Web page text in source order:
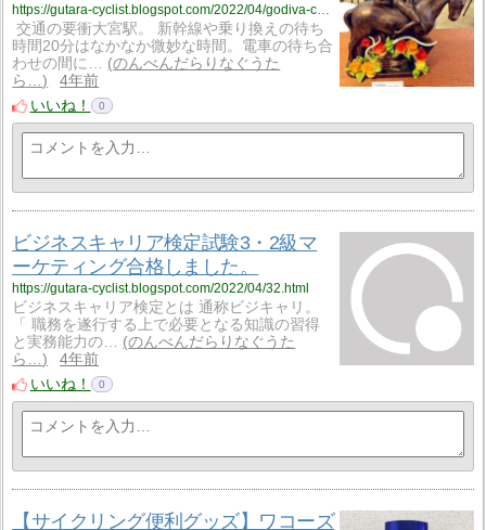
交通の要衝大宮駅。 新幹線や乗り換えの待ち
時間20分はなかなか微妙な時間。電車の待ち合
わせの間に…
のんべんだらりなぐうた
ら…
4年前
いいね！
0
ビジネスキャリア検定試験3・2級マ
ーケティング合格しました。
https://gutara-cyclist.blogspot.com/2022/04/32.html
ビジネスキャリア検定とは 通称ビジキャリ。
「 職務を遂行する上で必要となる知識の習得
と実務能力の…
のんべんだらりなぐうた
ら…
4年前
いいね！
0
【サイクリング便利グッズ】ワコーズ